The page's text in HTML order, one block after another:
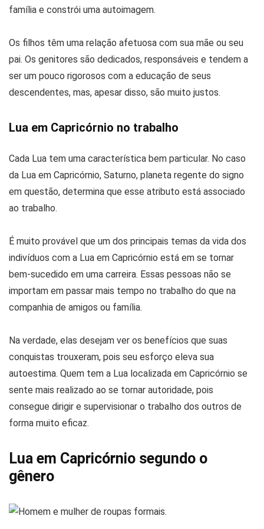
família e constrói uma autoimagem.
Os filhos têm uma relação afetuosa com sua mãe ou seu
pai. Os genitores são dedicados, responsáveis e tendem a
ser um pouco rigorosos com a educação de seus
descendentes, mas, apesar disso, são muito justos.
Lua em Capricórnio no trabalho
Cada Lua tem uma característica bem particular. No caso
da Lua em Capricórnio, Saturno, planeta regente do signo
em questão, determina que esse atributo está associado
ao trabalho.
É muito provável que um dos principais temas da vida dos
indivíduos com a Lua em Capricórnio está em se tornar
bem-sucedido em uma carreira. Essas pessoas não se
importam em passar mais tempo no trabalho do que na
companhia de amigos ou família.
Na verdade, elas desejam ver os benefícios que suas
conquistas trouxeram, pois seu esforço eleva sua
autoestima. Quem tem a Lua localizada em Capricórnio se
sente mais realizado ao se tornar autoridade, pois
consegue dirigir e supervisionar o trabalho dos outros de
forma muito eficaz.
Lua em Capricórnio segundo o
gênero